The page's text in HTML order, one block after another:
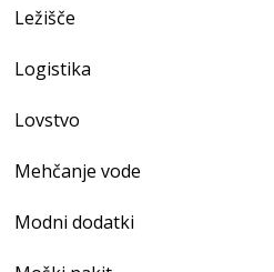
Ležišče
Logistika
Lovstvo
Mehčanje vode
Modni dodatki